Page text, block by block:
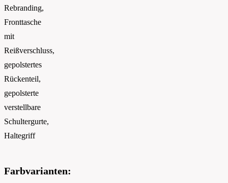
Rebranding,
Fronttasche
mit
Reißverschluss,
gepolstertes
Rückenteil,
gepolsterte
verstellbare
Schultergurte,
Haltegriff
Farbvarianten: